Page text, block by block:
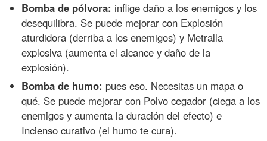
Bomba de pólvora: inflige daño a los enemigos y los
desequilibra. Se puede mejorar con Explosión
aturdidora (derriba a los enemigos) y Metralla
explosiva (aumenta el alcance y daño de la
explosión).
Bomba de humo: pues eso. Necesitas un mapa o
qué. Se puede mejorar con Polvo cegador (ciega a los
enemigos y aumenta la duración del efecto) e
Incienso curativo (el humo te cura).